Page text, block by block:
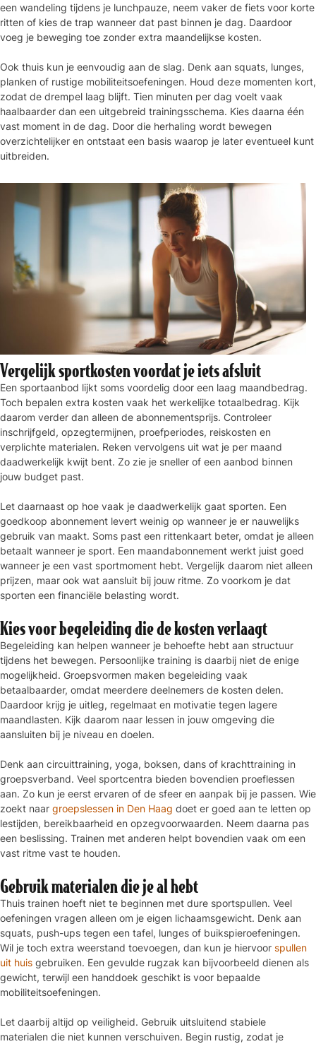
een wandeling tijdens je lunchpauze, neem vaker de fiets voor korte
ritten of kies de trap wanneer dat past binnen je dag. Daardoor
voeg je beweging toe zonder extra maandelijkse kosten.
Ook thuis kun je eenvoudig aan de slag. Denk aan squats, lunges,
planken of rustige mobiliteitsoefeningen. Houd deze momenten kort,
zodat de drempel laag blijft. Tien minuten per dag voelt vaak
haalbaarder dan een uitgebreid trainingsschema. Kies daarna één
vast moment in de dag. Door die herhaling wordt bewegen
overzichtelijker en ontstaat een basis waarop je later eventueel kunt
uitbreiden.
Vergelijk sportkosten voordat je iets afsluit
Een sportaanbod lijkt soms voordelig door een laag maandbedrag.
Toch bepalen extra kosten vaak het werkelijke totaalbedrag. Kijk
daarom verder dan alleen de abonnementsprijs. Controleer
inschrijfgeld, opzegtermijnen, proefperiodes, reiskosten en
verplichte materialen. Reken vervolgens uit wat je per maand
daadwerkelijk kwijt bent. Zo zie je sneller of een aanbod binnen
jouw budget past.
Let daarnaast op hoe vaak je daadwerkelijk gaat sporten. Een
goedkoop abonnement levert weinig op wanneer je er nauwelijks
gebruik van maakt. Soms past een rittenkaart beter, omdat je alleen
betaalt wanneer je sport. Een maandabonnement werkt juist goed
wanneer je een vast sportmoment hebt. Vergelijk daarom niet alleen
prijzen, maar ook wat aansluit bij jouw ritme. Zo voorkom je dat
sporten een financiële belasting wordt.
Kies voor begeleiding die de kosten verlaagt
Begeleiding kan helpen wanneer je behoefte hebt aan structuur
tijdens het bewegen. Persoonlijke training is daarbij niet de enige
mogelijkheid. Groepsvormen maken begeleiding vaak
betaalbaarder, omdat meerdere deelnemers de kosten delen.
Daardoor krijg je uitleg, regelmaat en motivatie tegen lagere
maandlasten. Kijk daarom naar lessen in jouw omgeving die
aansluiten bij je niveau en doelen.
Denk aan circuittraining, yoga, boksen, dans of krachttraining in
groepsverband. Veel sportcentra bieden bovendien proeflessen
aan. Zo kun je eerst ervaren of de sfeer en aanpak bij je passen. Wie
zoekt naar groepslessen in Den Haag doet er goed aan te letten op
lestijden, bereikbaarheid en opzegvoorwaarden. Neem daarna pas
een beslissing. Trainen met anderen helpt bovendien vaak om een
vast ritme vast te houden.
Gebruik materialen die je al hebt
Thuis trainen hoeft niet te beginnen met dure sportspullen. Veel
oefeningen vragen alleen om je eigen lichaamsgewicht. Denk aan
squats, push-ups tegen een tafel, lunges of buikspieroefeningen.
Wil je toch extra weerstand toevoegen, dan kun je hiervoor spullen
uit huis gebruiken. Een gevulde rugzak kan bijvoorbeeld dienen als
gewicht, terwijl een handdoek geschikt is voor bepaalde
mobiliteitsoefeningen.
Let daarbij altijd op veiligheid. Gebruik uitsluitend stabiele
materialen die niet kunnen verschuiven. Begin rustig, zodat je